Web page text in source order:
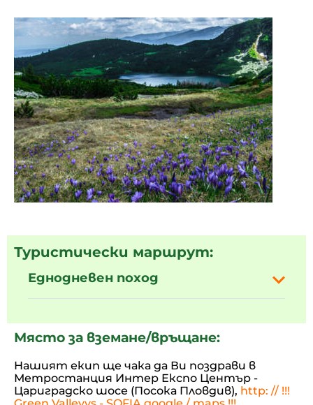
Туристически маршрут:
Еднодневен поход
Място за вземане/връщане:
Нашият екип ще чака да Ви поздрави в
Метростанция Интер Експо Център -
Цариградско шосе (Посока Пловдив), http: // !!!